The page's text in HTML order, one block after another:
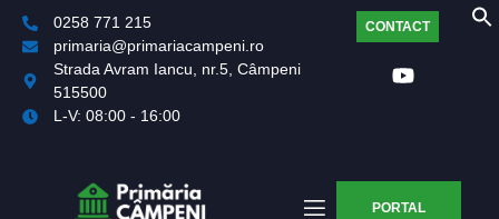
0258 771 215
primaria@primariacampeni.ro
Strada Avram Iancu, nr.5, Câmpeni
515500
L-V: 08:00 - 16:00
CONTACT
PORTAL